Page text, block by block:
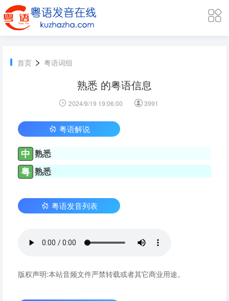
首页 > 粤语词组
熟悉 的粤语信息
2024/9/19 19:06:00 3991
粤语解说
中 熟悉
粤 熟悉
粤语发音列表
版权声明:本站音频文件严禁转载或者其它商业用途。